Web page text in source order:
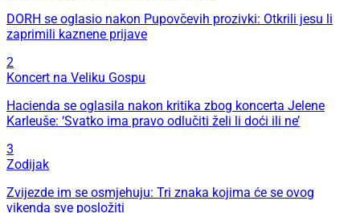
DORH se oglasio nakon Pupovčevih prozivki: Otkrili jesu li
zaprimili kaznene prijave
2
Koncert na Veliku Gospu
Hacienda se oglasila nakon kritika zbog koncerta Jelene
Karleuše: ‘Svatko ima pravo odlučiti želi li doći ili ne’
3
Zodijak
Zvijezde im se osmjehuju: Tri znaka kojima će se ovog
vikenda sve posložiti